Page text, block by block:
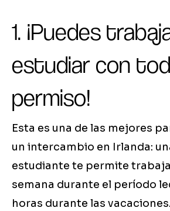
1. ¡Puedes
estudiar con
permiso!
Esta es una de las mejores
un intercambio en Irlanda:
estudiante te permite
semana durante el período
horas durante las